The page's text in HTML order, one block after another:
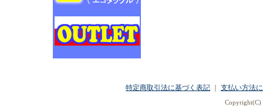
特定商取引法に基づく表記 支払い方法
Copyright(C)